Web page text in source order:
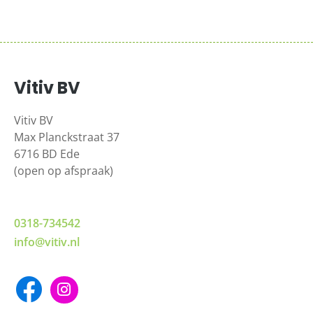
Vitiv BV
Vitiv BV
Max Planckstraat 37
6716 BD Ede
(open op afspraak)
0318-734542
info@vitiv.nl